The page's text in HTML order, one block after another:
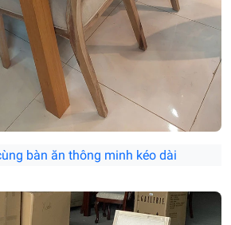
bàn ăn thông minh kéo dài